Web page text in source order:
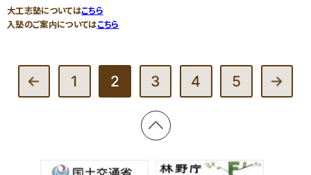
大工志塾についてはこちら
入塾のご案内についてはこちら
1 2 3 4 5